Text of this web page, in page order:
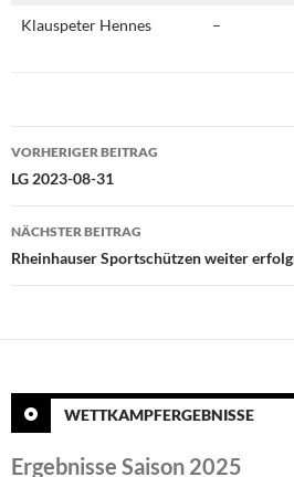
Klauspeter Hennes –
Beitragsnavigation
VORHERIGER BEITRAG
LG 2023-08-31
NÄCHSTER BEITRAG
Rheinhauser Sportschützen weiter
WETTKAMPFERGEBNISSE
Ergebnisse Saison 2025